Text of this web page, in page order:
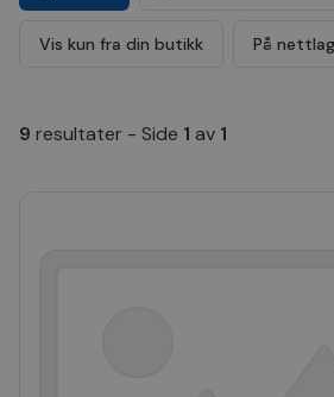
Vis kun fra din butikk På
9 resultater - Side 1 av 1